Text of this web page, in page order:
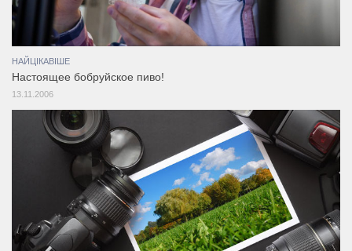
НАЙЦІКАВІШЕ
Настоящее бобруйское пиво!
13.11.2006